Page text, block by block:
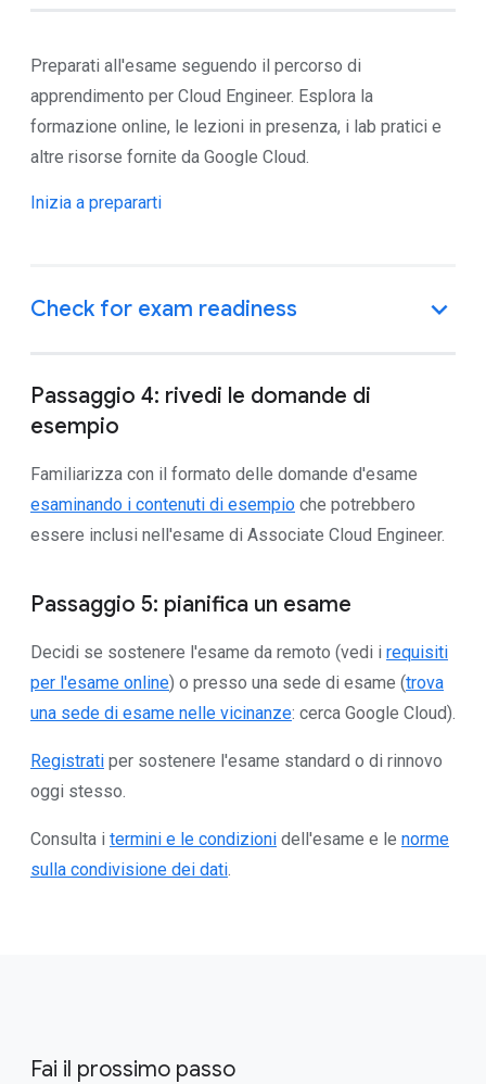
Preparati all'esame seguendo il percorso di
apprendimento per Cloud Engineer. Esplora la
formazione online, le lezioni in presenza, i lab pratici e
altre risorse fornite da Google Cloud.
Inizia a prepararti
Passaggio 4: rivedi le domande di
esempio
Familiarizza con il formato delle domande d'esame
esaminando i contenuti di esempio che potrebbero
essere inclusi nell'esame di Associate Cloud Engineer.
Passaggio 5: pianifica un esame
Decidi se sostenere l'esame da remoto (vedi i requisiti
per l'esame online) o presso una sede di esame (trova
una sede di esame nelle vicinanze: cerca Google Cloud).
Registrati per sostenere l'esame standard o di rinnovo
oggi stesso.
Consulta i termini e le condizioni dell'esame e le norme
sulla condivisione dei dati.
Fai il prossimo passo